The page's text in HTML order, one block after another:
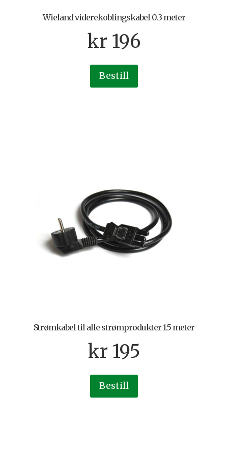
Wieland viderekoblingskabel 0.3 meter
kr 196
Bestill
Strømkabel til alle strømprodukter 1.5 meter
kr 195
Bestill